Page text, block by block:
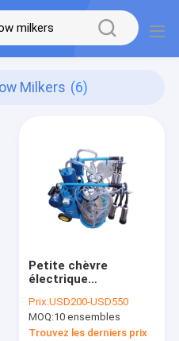
Milkers (6)
Petite chèvre
électrique
vache à machine à
traire portative
animale de laiterie
Prix:USD200-USD550
MOQ:10 ensembles
Trouvez les derniers prix